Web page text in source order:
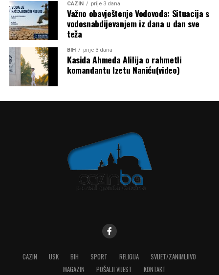
CAZIN prije 3 dana
Važno obavještenje Vodovoda: Situacija s
vodosnabdijevanjem iz dana u dan sve
teža
BIH prije 3 dana
Kasida Ahmeda Alilija o rahmetli
komandantu Izetu Naniću(video)
CAZIN USK BIH SPORT RELIGIJA
SVIJET/ZANIMLJIVO
MAGAZIN
POŠALJI VIJEST KONTAKT